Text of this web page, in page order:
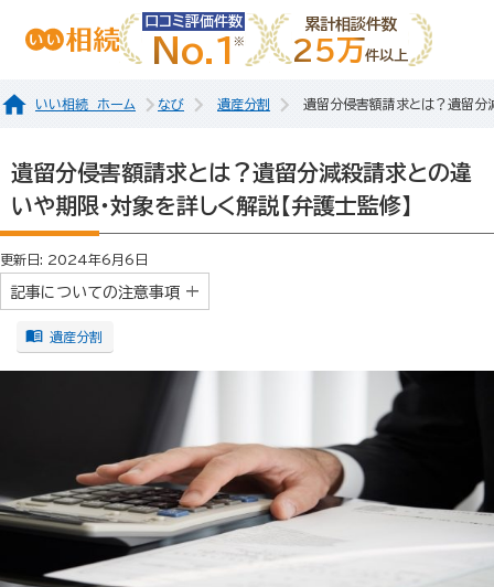
口コミ評価件数
No.1
累計相談件数
25万件以上
いい相続 ホーム なび 遺産分割 遺留分侵害額請求とは？遺留分
遺留分侵害額請求とは？遺留分減殺請求との違
いや期限・対象を詳しく解説【弁護士監修】
更新日: 2024年6月6日
記事についての注意事項
遺産分割